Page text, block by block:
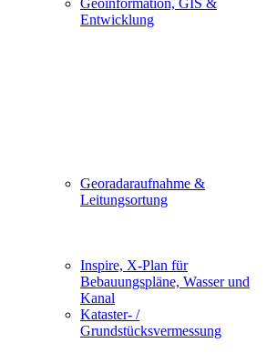
Geoinformation, GIS &
Entwicklung
Georadaraufnahme &
Leitungsortung
Inspire, X-Plan für
Bebauungspläne, Wasser und
Kanal
Kataster- /
Grundstücksvermessung